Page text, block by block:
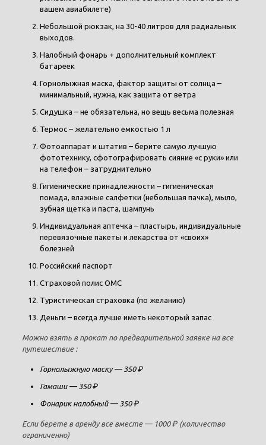
вашем авиабилете)
Небольшой рюкзак, на 30-40 литров для радиальных
выходов.
Налобный фонарь + дополнительный комплект
батареек
Горнолыжная маска, фактор защиты от солнца –
минимальный, нужна, как защита от ветра
Сидушка – не обязательна, но вещь весьма полезная
Термос – желательно емкостью 1 л
Фотоаппарат и штатив – берите самую лучшую
фототехнику, сфотографировать сияние «с руки» или
на телефон – затруднительно
Гигиенические принадлежности – гигиеническая
помада, влажные салфетки (небольшая пачка), мыло,
зубная щетка и паста, шампунь
Индивидуальная аптечка – пластырь, индивидуальные
перевязочные пакеты и лекарства от «своих»
болезней
Российский паспорт
Страховой полис ОМС
Туристическая страховка (по желанию)
Деньги – всегда лучше иметь некоторый запас
Можно взять в прокат по предварительной заявке на все
путешествие :
Горнолыжную маску — 350 ₽
Гамаши — 350 ₽
Фонарик налобный — 350 ₽
Если берете в аренду все вместе — 1000 ₽ (количество
ограниченно)